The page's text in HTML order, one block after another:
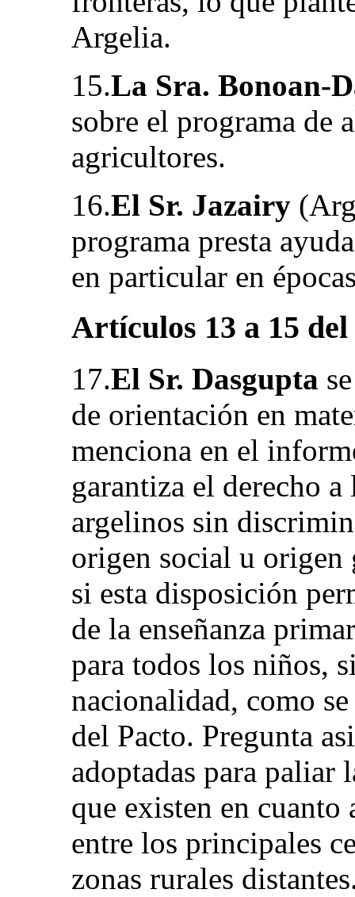
Argelia.
15.La Sra. Bonoan-
sobre el programa de
agricultores.
16.El Sr. Jazairy
programa presta
en particular en
Artículos 13 a 15 del
17.El Sr. Dasgupta
de orientación en
menciona en el
garantiza el derecho
argelinos sin
origen social u origen
si esta disposición
de la enseñanza
para todos los niños,
nacionalidad, como
del Pacto. Pregunta
adoptadas para paliar
que existen en cuanto
entre los principales
zonas rurales